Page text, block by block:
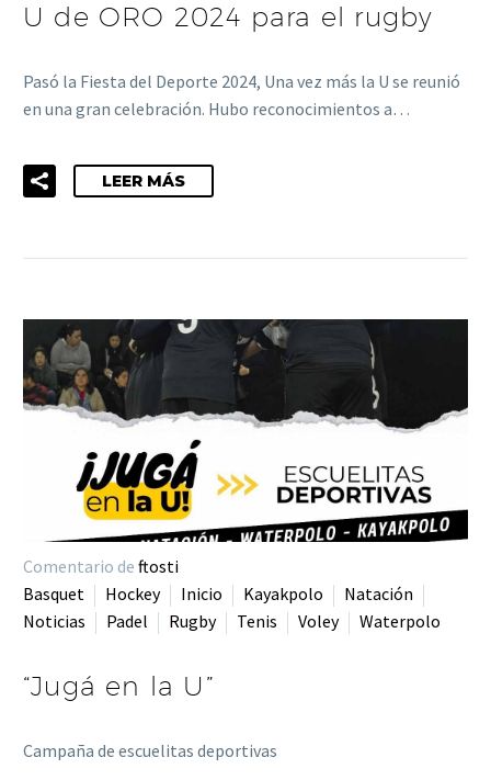
U de ORO 2024 para el rugby
Pasó la Fiesta del Deporte 2024, Una vez más la U se reunió
en una gran celebración. Hubo reconocimientos a…
LEER MÁS
Comentario de ftosti
Basquet
Hockey Inicio Kayakpolo
Natación
Noticias
Padel Rugby Tenis Voley Waterpolo
“Jugá en la U”
Campaña de escuelitas deportivas